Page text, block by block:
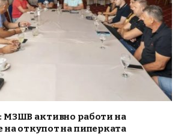
МЗШВ активно работи на
на откупот на пиперката